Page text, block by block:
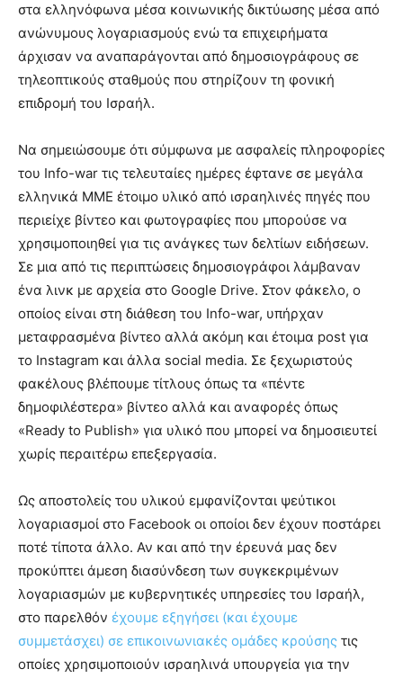
στα ελληνόφωνα μέσα κοινωνικής δικτύωσης μέσα από
ανώνυμους λογαριασμούς ενώ τα επιχειρήματα
άρχισαν να αναπαράγονται από δημοσιογράφους σε
τηλεοπτικούς σταθμούς που στηρίζουν τη φονική
επιδρομή του Ισραήλ.
Να σημειώσουμε ότι σύμφωνα με ασφαλείς πληροφορίες
του Info-war τις τελευταίες ημέρες έφτανε σε μεγάλα
ελληνικά ΜΜΕ έτοιμο υλικό από ισραηλινές πηγές που
περιείχε βίντεο και φωτογραφίες που μπορούσε να
χρησιμοποιηθεί για τις ανάγκες των δελτίων ειδήσεων.
Σε μια από τις περιπτώσεις δημοσιογράφοι λάμβαναν
ένα λινκ με αρχεία στο Google Drive. Στον φάκελο, ο
οποίος είναι στη διάθεση του Info-war, υπήρχαν
μεταφρασμένα βίντεο αλλά ακόμη και έτοιμα post για
το Instagram και άλλα social media. Σε ξεχωριστούς
φακέλους βλέπουμε τίτλους όπως τα «πέντε
δημοφιλέστερα» βίντεο αλλά και αναφορές όπως
«Ready to Publish» για υλικό που μπορεί να δημοσιευτεί
χωρίς περαιτέρω επεξεργασία.
Ως αποστολείς του υλικού εμφανίζονται ψεύτικοι
λογαριασμοί στο Facebook οι οποίοι δεν έχουν ποστάρει
ποτέ τίποτα άλλο. Αν και από την έρευνά μας δεν
προκύπτει άμεση διασύνδεση των συγκεκριμένων
λογαριασμών με κυβερνητικές υπηρεσίες του Ισραήλ,
στο παρελθόν έχουμε εξηγήσει (και έχουμε
συμμετάσχει) σε επικοινωνιακές ομάδες κρούσης τις
οποίες χρησιμοποιούν ισραηλινά υπουργεία για την